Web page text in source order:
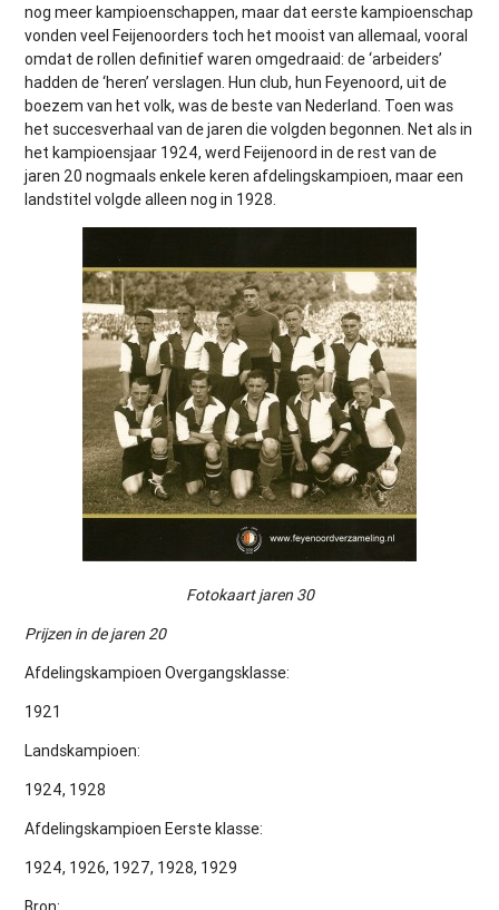
nog meer kampioenschappen, maar dat eerste kampioenschap
vonden veel Feijenoorders toch het mooist van allemaal, vooral
omdat de rollen definitief waren omgedraaid: de ‘arbeiders’
hadden de ‘heren’ verslagen. Hun club, hun Feyenoord, uit de
boezem van het volk, was de beste van Nederland. Toen was
het succesverhaal van de jaren die volgden begonnen. Net als in
het kampioensjaar 1924, werd Feijenoord in de rest van de
jaren 20 nogmaals enkele keren afdelingskampioen, maar een
landstitel volgde alleen nog in 1928.
Fotokaart jaren 30
Prijzen in de jaren 20
Afdelingskampioen Overgangsklasse:
1921
Landskampioen:
1924, 1928
Afdelingskampioen Eerste klasse:
1924, 1926, 1927, 1928, 1929